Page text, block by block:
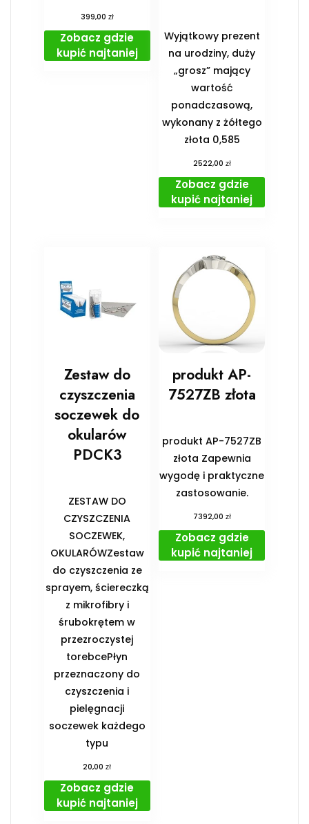
399,00 zł
Zobacz gdzie
kupić najtaniej
Wyjątkowy prezent
na urodziny, duży
„grosz” mający
wartość
ponadczasową,
wykonany z żółtego
złota 0,585
2522,00 zł
Zobacz gdzie
kupić najtaniej
Zestaw do
czyszczenia
soczewek do
okularów
PDCK3
ZESTAW DO
CZYSZCZENIA
SOCZEWEK,
OKULARÓWZestaw
do czyszczenia ze
sprayem, ściereczką
z mikrofibry i
śrubokrętem w
przezroczystej
torebcePłyn
przeznaczony do
czyszczenia i
pielęgnacji
soczewek każdego
typu
20,00zł
Zobacz gdzie
kupić najtaniej
produkt AP-
7527ZB złota
produkt AP-7527ZB
złota Zapewnia
wygodę i praktyczne
zastosowanie.
7392,00 zł
Zobacz gdzie
kupić najtaniej